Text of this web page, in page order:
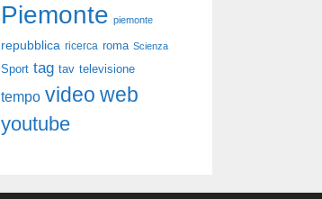
Piemonte piemonte
repubblica ricerca roma Scienza
Sport tag tav televisione
tempo video web
youtube